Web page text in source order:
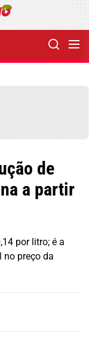
de
a partir
por litro; é a
no preço da